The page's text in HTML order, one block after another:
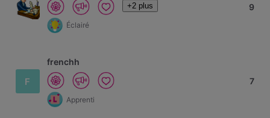
+2 plus
Éclairé
9
F
frenchh
Apprenti
7